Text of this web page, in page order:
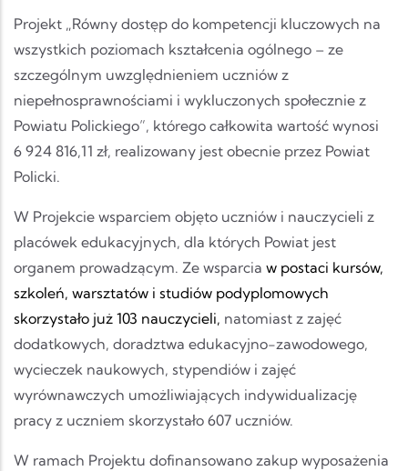
Projekt „Równy dostęp do kompetencji kluczowych na
wszystkich poziomach kształcenia ogólnego – ze
szczególnym uwzględnieniem uczniów z
niepełnosprawnościami i wykluczonych społecznie z
Powiatu Polickiego”, którego całkowita wartość wynosi
6 924 816,11 zł, realizowany jest obecnie przez Powiat
Policki.
W Projekcie wsparciem objęto uczniów i nauczycieli z
placówek edukacyjnych, dla których Powiat jest
organem prowadzącym. Ze wsparcia w postaci kursów,
szkoleń, warsztatów i studiów podyplomowych
skorzystało już 103 nauczycieli, natomiast z zajęć
dodatkowych, doradztwa edukacyjno-zawodowego,
wycieczek naukowych, stypendiów i zajęć
wyrównawczych umożliwiających indywidualizację
pracy z uczniem skorzystało 607 uczniów.
W ramach Projektu dofinansowano zakup wyposażenia